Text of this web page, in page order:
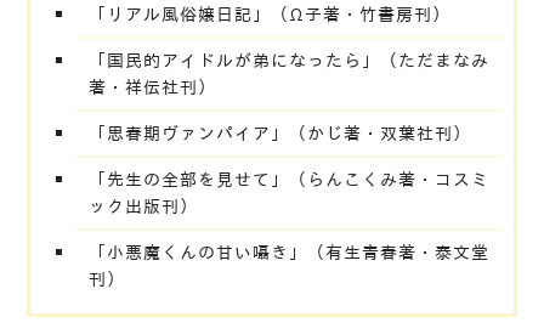
「リアル風俗嬢日記」（Ω子著・竹書房刊）
「国民的アイドルが弟になったら」（ただまなみ
著・祥伝社刊）
「思春期ヴァンパイア」（かじ著・双葉社刊）
「先生の全部を見せて」（らんこくみ著・コスミ
ック出版刊）
「小悪魔くんの甘い囁き」（有生青春著・泰文堂
刊）